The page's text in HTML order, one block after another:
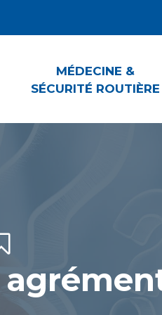
MÉDECINE &
SÉCURITÉ ROUTIÈRE